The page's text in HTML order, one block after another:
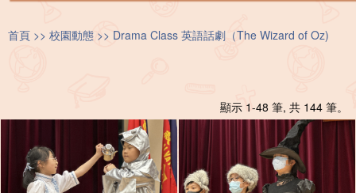
首頁 校園動態 Drama Class 英語話劇（The Wizard of Oz)
顯示 1-48 筆, 共 144 筆。